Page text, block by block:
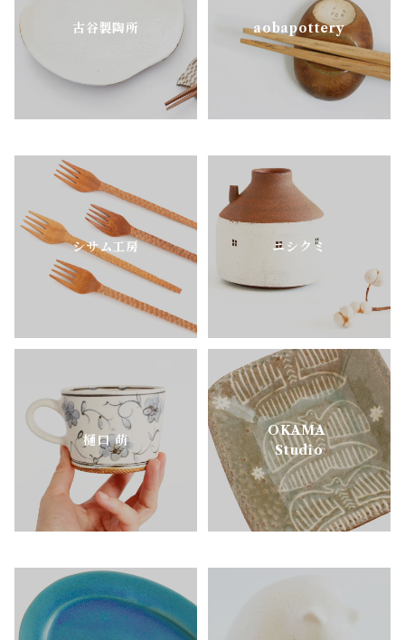
古谷製陶所 aobapottery
シサム工房 ニシクミ
樋口 萌
OKAMA
Studio